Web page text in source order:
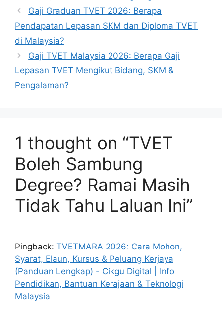
Gaji Graduan TVET 2026: Berapa
Pendapatan Lepasan SKM dan Diploma TVET
di Malaysia?
Gaji TVET Malaysia 2026: Berapa Gaji
Lepasan TVET Mengikut Bidang, SKM &
Pengalaman?
1 thought on “TVET
Boleh Sambung
Degree? Ramai Masih
Tidak Tahu Laluan Ini”
Pingback: TVETMARA 2026: Cara Mohon,
Syarat, Elaun, Kursus & Peluang Kerjaya
(Panduan Lengkap) - Cikgu Digital | Info
Pendidikan, Bantuan Kerajaan & Teknologi
Malaysia